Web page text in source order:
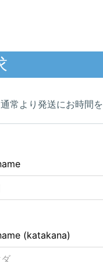
常より発送にお時間を
(katakana)